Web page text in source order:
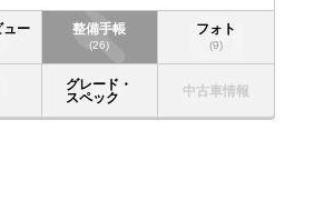
ュー 整備手帳
(26)
フォト
(9)
グレード・
スペック
中古車情報